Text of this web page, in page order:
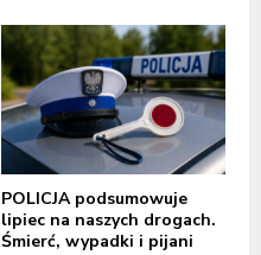
POLICJA podsumowuje
lipiec na naszych drogach.
Śmierć, wypadki i pijani